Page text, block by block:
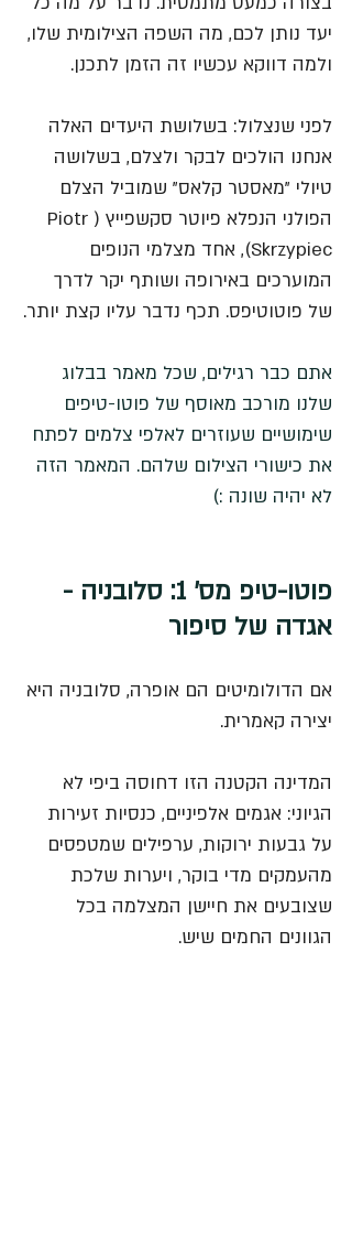
יעד נותן לכם, מה השפה הצילומית שלו,
ולמה דווקא עכשיו זה הזמן לתכנן.
לפני שנצלול: בשלושת היעדים האלה
אנחנו הולכים לבקר ולצלם, בשלושה
טיולי "מאסטר קלאס" שמוביל הצלם
הפולני הנפלא פיוטר סקשפייץ (Piotr
Skrzypiec), אחד מצלמי הנופים
המוערכים באירופה ושותף יקר לדרך
של פוטוטיפס. תכף נדבר עליו קצת יותר.
אתם כבר רגילים, שכל מאמר בבלוג
שלנו מורכב מאוסף של פוטו-טיפים
שימושיים שעוזרים לאלפי צלמים לפתח
את כישורי הצילום שלהם. המאמר הזה
לא יהיה שונה :)
פוטו-טיפ מס' 1: סלובניה -
אגדה של סיפור
אם הדולומיטים הם אופרה, סלובניה היא
יצירה קאמרית.
המדינה הקטנה הזו דחוסה ביפי לא
הגיוני: אגמים אלפיניים, כנסיות זעירות
על גבעות ירוקות, ערפילים שמטפסים
מהעמקים מדי בוקר, ויערות שלכת
שצובעים את חיישן המצלמה בכל
הגוונים החמים שיש.